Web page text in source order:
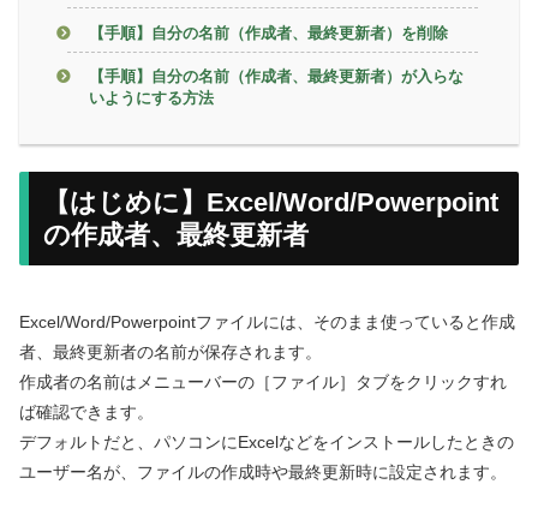
【手順】自分の名前（作成者、最終更新者）を削除
【手順】自分の名前（作成者、最終更新者）が入らな
いようにする方法
【はじめに】Excel/Word/Powerpoint
の作成者、最終更新者
Excel/Word/Powerpointファイルには、そのまま使っていると作成
者、最終更新者の名前が保存されます。
作成者の名前はメニューバーの［ファイル］タブをクリックすれ
ば確認できます。
デフォルトだと、パソコンにExcelなどをインストールしたときの
ユーザー名が、ファイルの作成時や最終更新時に設定されます。